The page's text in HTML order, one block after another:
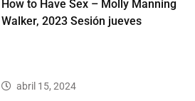
How to Have Sex – Molly Manning
Walker, 2023 Sesión jueves
abril 15, 2024